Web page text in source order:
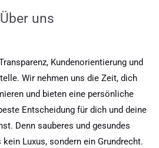
Über uns
Kundenorientierung und
Wir nehmen uns die Zeit, dich
und bieten eine persönliche
Entscheidung für dich und deine
Denn sauberes und gesundes
Luxus, sondern ein Grundrecht.